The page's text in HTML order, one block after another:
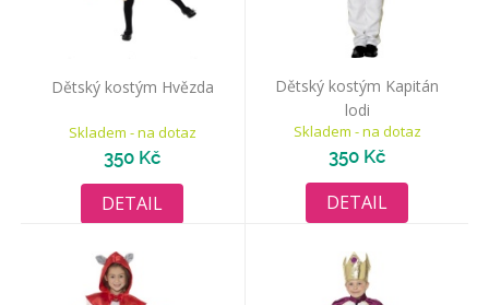
Dětský kostým Hvězda
Skladem - na dotaz
350 Kč
DETAIL
Dětský kostým Kapitán
lodi
Skladem - na dotaz
350 Kč
DETAIL